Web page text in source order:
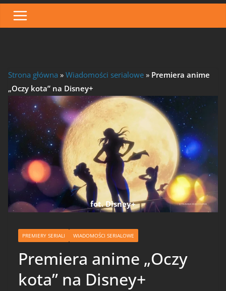
Strona główna » Wiadomości serialowe » Premiera anime
„Oczy kota” na Disney+
fot. Disney+
PREMIERY SERIALI WIADOMOŚCI SERIALOWE
Premiera anime „Oczy
kota” na Disney+